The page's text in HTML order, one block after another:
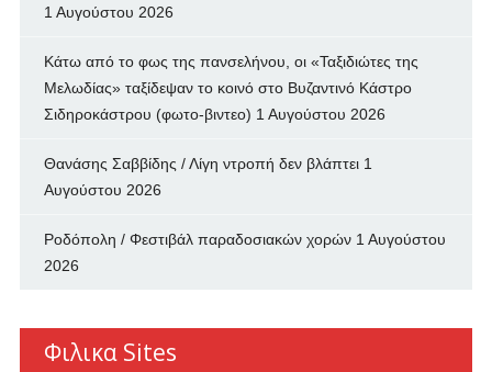
1 Αυγούστου 2026
Κάτω από το φως της πανσελήνου, οι «Ταξιδιώτες της
Μελωδίας» ταξίδεψαν το κοινό στο Βυζαντινό Κάστρο
Σιδηροκάστρου (φωτο-βιντεο) 1 Αυγούστου 2026
Θανάσης Σαββίδης / Λίγη ντροπή δεν βλάπτει 1
Αυγούστου 2026
Ροδόπολη / Φεστιβάλ παραδοσιακών χορών 1 Αυγούστου
2026
Φιλικα Sites